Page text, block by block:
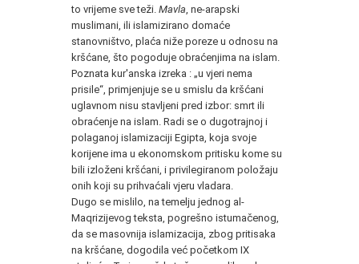
to vrijeme sve teži. Mavla , ne-arapski
muslimani, ili islamizirano domaće
stanovništvo, plaća niže poreze u odnosu na
kršćane, što pogoduje obraćenjima na islam.
Poznata kur'anska izreka : „u vjeri nema
prisile“, primjenjuje se u smislu da kršćani
uglavnom nisu stavljeni pred izbor: smrt ili
obraćenje na islam. Radi se o dugotrajnoj i
polaganoj islamizaciji Egipta, koja svoje
korijene ima u ekonomskom pritisku kome su
bili izloženi kršćani, i privilegiranom položaju
onih koji su prihvaćali vjeru vladara.
Dugo se mislilo, na temelju jednog al-
Maqrizijevog teksta, pogrešno istumačenog,
da se masovnija islamizacija, zbog pritisaka
na kršćane, dogodila već početkom IX